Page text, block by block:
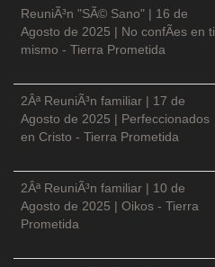
ReuniÃ³n "SÃ© Sano" | 16 de
Agosto de 2025 | No confÃ­es en ti
mismo - Tierra Prometida
2Âª ReuniÃ³n familiar | 17 de
Agosto de 2025 | Perfeccionados
en Cristo - Tierra Prometida
2Âª ReuniÃ³n familiar | 10 de
Agosto de 2025 | Oikos - Tierra
Prometida